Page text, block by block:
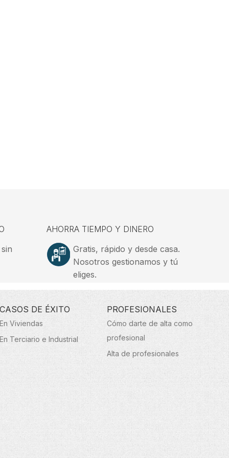
AHORRA TIEMPO Y DINERO
Gratis, rápido y desde casa.
Nosotros gestionamos y tú
eliges.
CASOS DE ÉXITO
En Viviendas
En Terciario e Industrial
PROFESIONALES
Cómo darte de alta como
profesional
Alta de profesionales